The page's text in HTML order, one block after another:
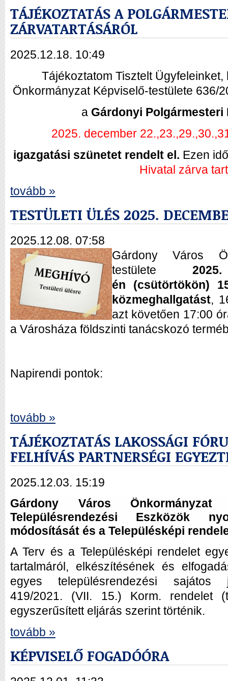
TÁJÉKOZTATÁS A
ZÁRVATARTÁSÁRÓL
2025.12.18. 10:49
Tájékoztatom Tisztelt
Önkormányzat Képviselő-testülete 636/
aGárdonyi Polgármesteri
2025. december
igazgatási szünetet rendelt el. Ezen
Hivatal zárva
tovább »
TESTÜLETI ÜLÉS 2025.
2025.12.08. 07:58
Gárdony Város
testülete
én (csütörtökön)
közmeghallgatást,
azt követően 17:00
a Városháza földszinti tanácskozó
Napirendi pontok:
tovább »
TÁJÉKOZTATÁS LAKOSSÁGI
FELHÍVÁS PARTNERSÉGI
2025.12.03. 15:19
Gárdony Város Önkormányzat
Településrendezési Eszközök
módosítását és a Településképi
A Terv és a Településképi rendelet
tartalmáról, elkészítésének és
egyes településrendezési sajátos
419/2021. (VII. 15.) Korm. rendelet
egyszerűsített eljárás szerint történik.
tovább »
KÉPVISELŐ FOGADÓÓRA